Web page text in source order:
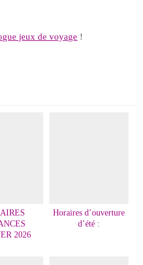
jeux de voyage !
2026
Horaires d’ouverture
d’été :